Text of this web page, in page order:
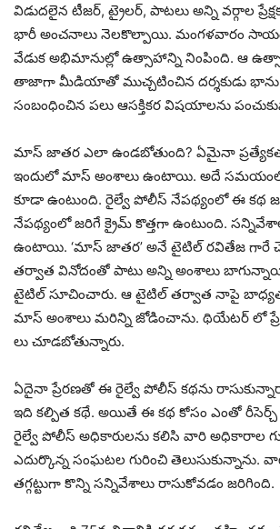
విడుదలైన టీజర్, ట్రైలర్, పాటలు అన్ని వర్గాల
భారీ అంచనాలు నెలకొల్పాయి. మంగళవారం
వేడుక అభిమానుల్లో ఉత్సాహాన్ని నింపింది. ఆ
తాజాగా మీడియాతో ముచ్చటించిన దర్శకుడు
సంబంధించిన పలు ఆసక్తికర విషయాలను
మాస్ జాతర ఎలా ఉండబోతుంది? ఏమైనా
ఇందులో మాస్ అంశాలు ఉంటాయి. అదే
కూడా ఉంటుంది. రైల్వే పోలీస్ నేపథ్యంలో ఈ కథ
నేపథ్యంలో జరిగే క్రైమ్ కొత్తగా ఉంటుంది.
ఉంటాయి. ‘మాస్ జాతర’ అనే టైటిల్ రవితేజ గారే
తర్వాత వినోదంతో పాటు అన్ని అంశాలు
టైటిల్ సూచించారు. ఆ టైటిల్ తర్వాత నాపై
మాస్ అంశాలు మరిన్ని జోడించాను. థియేటర్ లో
లు చూడబోతున్నారు.
ఏదైనా ప్రేరణతో ఈ రైల్వే పోలీస్ కథను
ఇది కల్పిత కథే. అయితే ఈ కథ కోసం ఎంతో రీసెర్చ్
రైల్వే పోలీస్ అధికారులను కలిసి వారి అధికారాల
ఎదుర్కొన్న సంఘటల గురించి తెలుసుకున్నాను.
తగ్గట్టుగా కొన్ని సన్నివేశాలు రాసుకోవడం జరిగింది.